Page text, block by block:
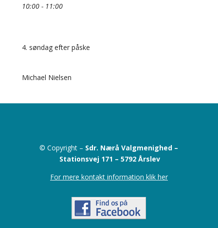
10:00 - 11:00
4. søndag efter påske
Michael Nielsen
© Copyright – Sdr. Nærå Valgmenighed –
Stationsvej 171 –5792 Årslev
For mere kontakt information klik her